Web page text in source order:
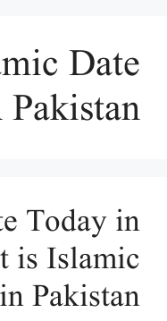
Date
Today in
is Islamic
Pakistan